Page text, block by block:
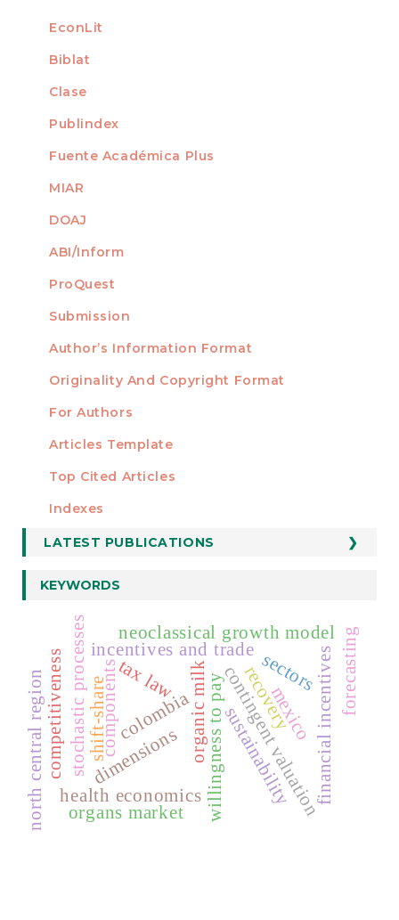
EconLit
Biblat
Clase
Publindex
Fuente Académica Plus
MIAR
DOAJ
ABI/Inform
ProQuest
AUTHORS
Submission
Author’s Information Format
Originality And Copyright Format
For Authors
Articles Template
STATISTICS
Top Cited Articles
Indexes
LATEST PUBLICATIONS
KEYWORDS
organic milk
incentives and trade
willingness to paycontingent valuation
stochastic processes neoclassical growth model
health economics
organs market
financial incentives
competitiveness colombia
components
dimensions sustainability
recovery
sectors
shift-share
north central region mexico
tax law forecasting